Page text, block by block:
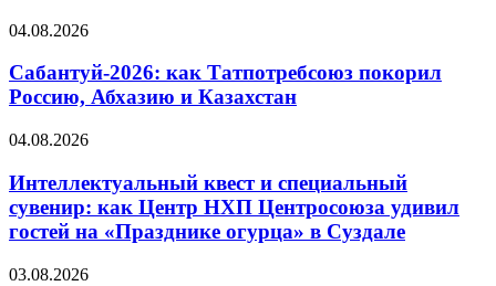
04.08.2026
Сабантуй-2026: как Татпотребсоюз покорил
Россию, Абхазию и Казахстан
04.08.2026
Интеллектуальный квест и специальный
сувенир: как Центр НХП Центросоюза удивил
гостей на «Празднике огурца» в Суздале
03.08.2026